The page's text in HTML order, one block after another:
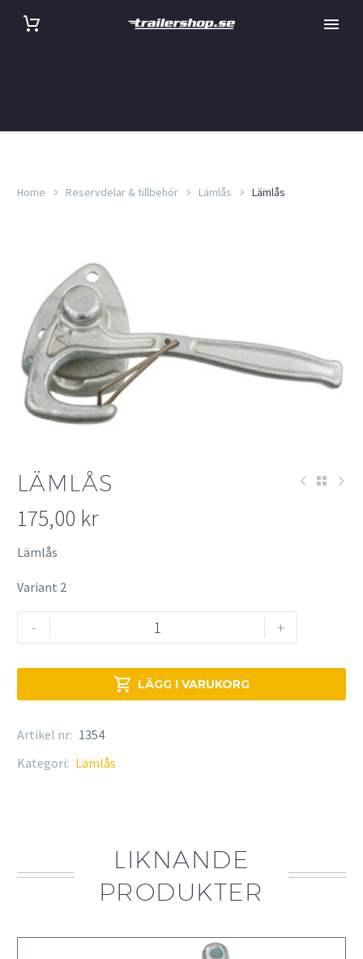
Home Reservdelar & tillbehör Lämlås Lämlås
LÄMLÅS
175,00 kr
Lämlås
Variant 2
-
Lämlås
mängd
+
 LÄGG I VARUKORG
Artikel nr: 1354
Kategori: Lämlås
LIKNANDE
PRODUKTER